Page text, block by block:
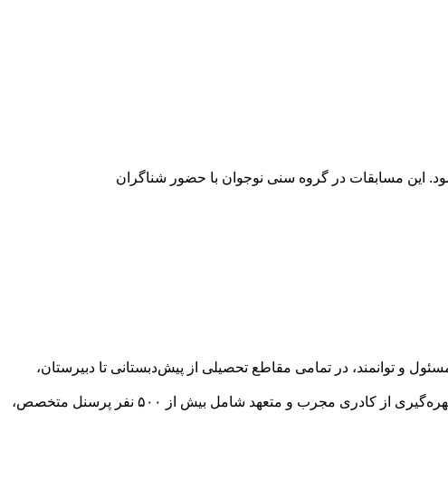
این مسابقات در گروه سنی نوجوان با حضور شناگران
و توانمند، در تمامی مقاطع تحصیلی از پیش‌دبستانی تا دبیرستان،
این مجتمع آموزشی با زیر بنای ۲۰۰۰۰ متر مربع و فضای آموزشی پیشرفته، در اختیار بیش از ۲۰۰۰ دانش‌آموز قرار دارد. همچنین با بهره‌گیری از کادری مجرب و متعهد شامل بیش از ۵۰۰ نفر پرسنل متخصص،